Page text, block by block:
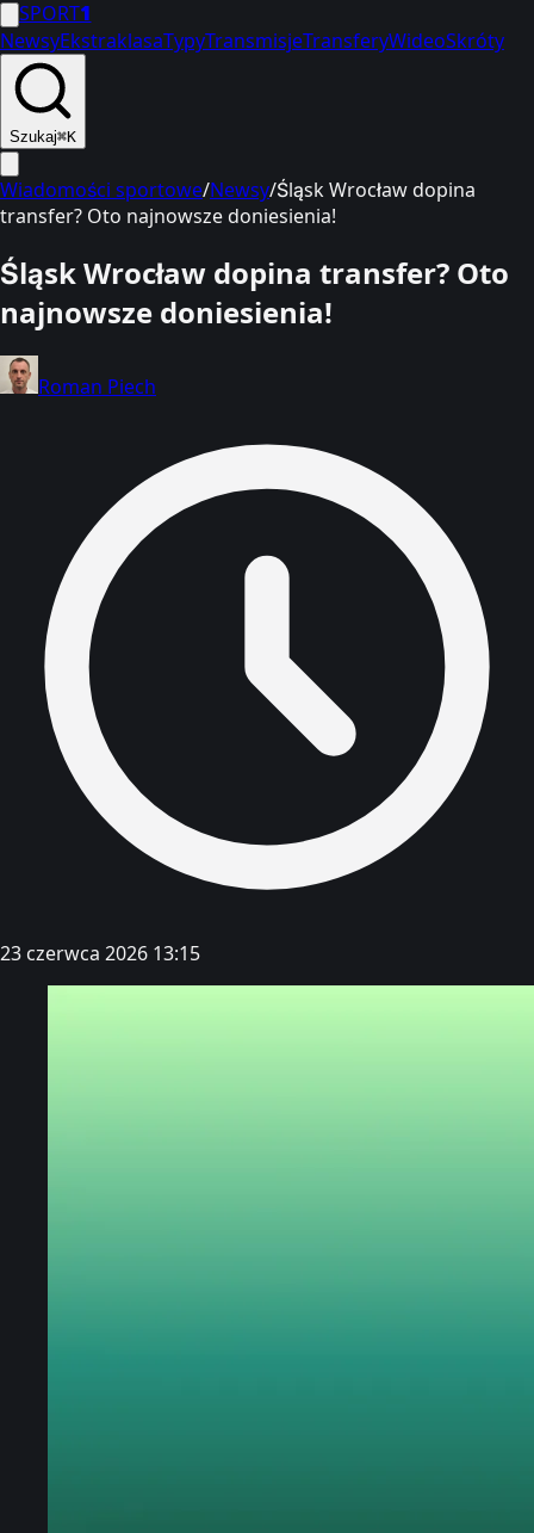
SPORT1
NewsyEkstraklasaTypyTransmisjeTransferyWideoSkróty
Szukaj⌘K
Wiadomości sportowe/Newsy/Śląsk Wrocław dopina
transfer? Oto najnowsze doniesienia!
Śląsk Wrocław dopina transfer? Oto
najnowsze doniesienia!
Roman Piech
23 czerwca 2026 13:15